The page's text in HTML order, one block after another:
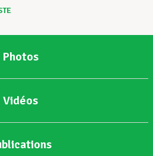
Photos
Vidéos